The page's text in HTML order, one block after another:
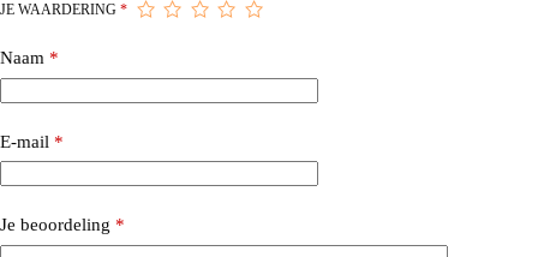
JE WAARDERING *
Naam *
E-mail *
Je beoordeling *